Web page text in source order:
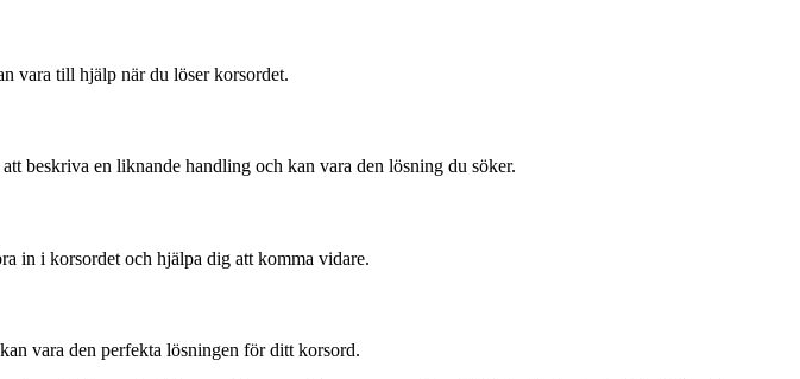
vara till hjälp när du löser korsordet.
beskriva en liknande handling och kan vara den lösning du söker.
in i korsordet och hjälpa dig att komma vidare.
vara den perfekta lösningen för ditt korsord.